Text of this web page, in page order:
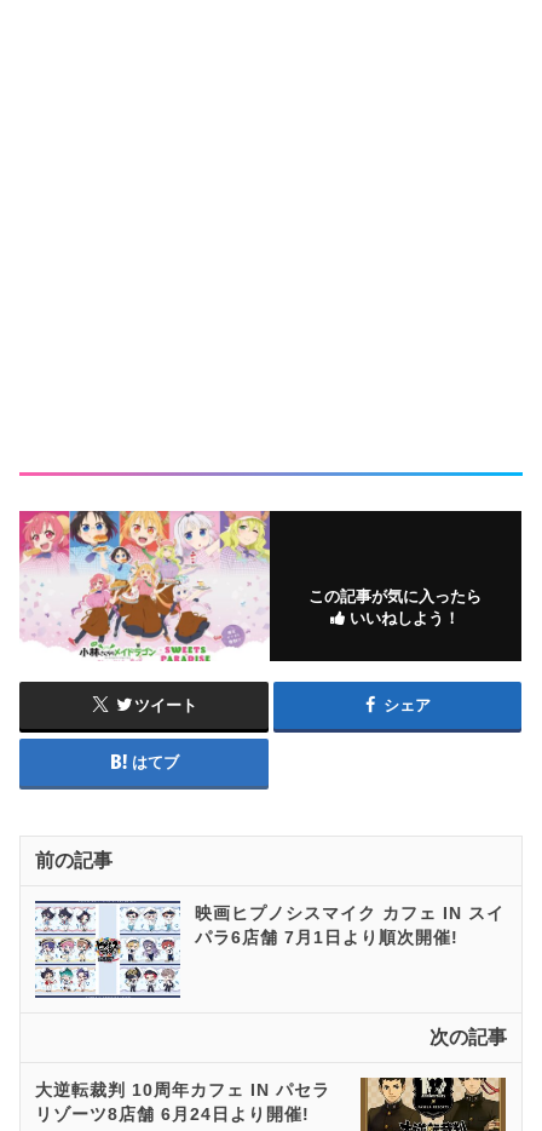
この記事が気に入ったら
いいねしよう！
ツイート シェア
はてブ
前の記事
映画ヒプノシスマイク カフェ IN スイ
パラ6店舗 7月1日より順次開催!
次の記事
大逆転裁判 10周年カフェ IN パセラ
リゾーツ8店舗 6月24日より開催!